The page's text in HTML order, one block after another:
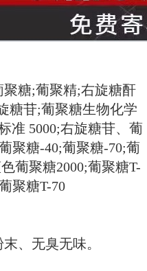
聚糖;葡聚精;右旋糖酐
糖苷;葡聚糖生物化学
准 5000;右旋糖苷、葡
聚糖-40;葡聚糖-70;葡
葡聚糖2000;葡聚糖T-
聚糖T-70
、无臭无味。